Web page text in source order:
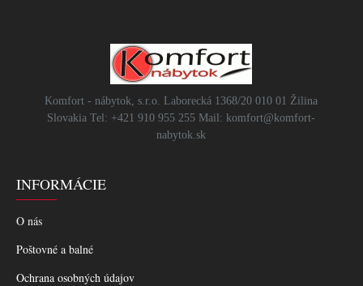
Komfort - nábytok, s.r.o. Laborecká 1368/20 010 01 Žilina
Slovakia Tel: +421 910 955 255 Mail: komfort@komfort-
nabytok.sk
INFORMÁCIE
O nás
Poštovné a balné
Ochrana osobných údajov